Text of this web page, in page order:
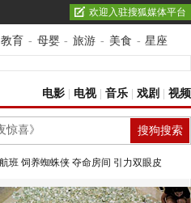
欢迎入驻搜狐媒体平台
教育 - 母婴 - 旅游 - 美食 - 星座
电影 电视| 音乐 戏剧 视频
班 饲养蜘蛛侠 夺命房间 引力双眼皮